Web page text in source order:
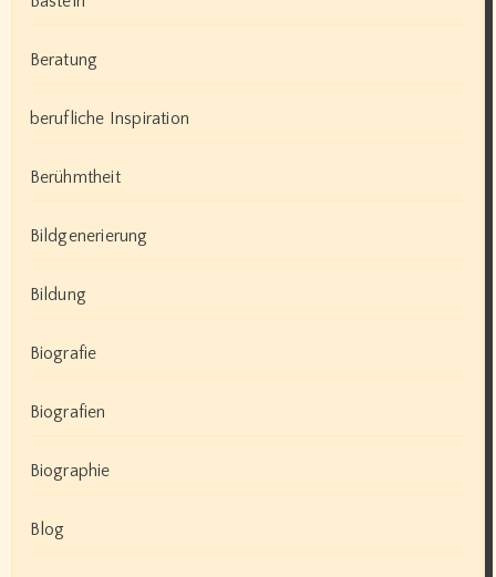
Beratung
berufliche Inspiration
Berühmtheit
Bildgenerierung
Bildung
Biografie
Biografien
Biographie
Blog